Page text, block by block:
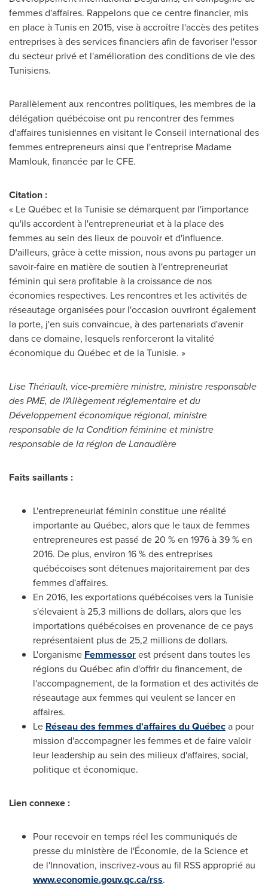
femmes d'affaires. Rappelons que ce centre financier, mis
en place àTunisen 2015, vise à accroître l'accès des petites
entreprises à des services financiers afin de favoriser l'essor
du secteur privé et l'amélioration des conditions de vie des
Tunisiens.
Parallèlement aux rencontres politiques, les membres de la
délégation québécoise ont pu rencontrer des femmes
d'affaires tunisiennes en visitant le Conseil international des
femmes entrepreneurs ainsi que l'entreprise Madame
Mamlouk, financée par le CFE.
Citation :
« Le Québec et la Tunisie se démarquent par l'importance
qu'ils accordent à l'entrepreneuriat et à la place des
femmes au sein des lieux de pouvoir et d'influence.
D'ailleurs, grâce à cette mission, nous avons pu partager un
savoir‑faire en matière de soutien à l'entrepreneuriat
féminin qui sera profitable à la croissance de nos
économies respectives. Les rencontres et les activités de
réseautage organisées pour l'occasion ouvriront également
la porte, j'en suis convaincue, à des partenariats d'avenir
dans ce domaine, lesquels renforceront la vitalité
économique du Québec et de la Tunisie. »
Lise Thériault, vice-première ministre, ministre responsable
des PME, de l'Allègement réglementaire et du
Développement économique régional, ministre
responsable de la Condition féminine et ministre
responsable de la région de Lanaudière
Faits saillants :
L'entrepreneuriat féminin constitue une réalité
importante au Québec, alors que le taux de femmes
entrepreneures est passé de 20 % en 1976 à 39 % en
2016. De plus, environ 16 % des entreprises
québécoises sont détenues majoritairement par des
femmes d'affaires.
En 2016, les exportations québécoises vers la Tunisie
s'élevaient à 25,3 millions de dollars, alors que les
importations québécoises en provenance de ce pays
représentaient plus de 25,2 millions de dollars.
L'organisme Femmessorest présent dans toutes les
régions du Québec afin d'offrir du financement, de
l'accompagnement, de la formation et des activités de
réseautage aux femmes qui veulent se lancer en
affaires.
Le Réseau des femmes d'affaires du Québeca pour
mission d'accompagner les femmes et de faire valoir
leur leadership au sein des milieux d'affaires, social,
politique et économique.
Lien connexe :
Pour recevoir en temps réel les communiqués de
presse du ministère de l'Économie, de la Science et
de l'Innovation, inscrivez-vous au fil RSS approprié au
www.economie.gouv.qc.ca/rss.